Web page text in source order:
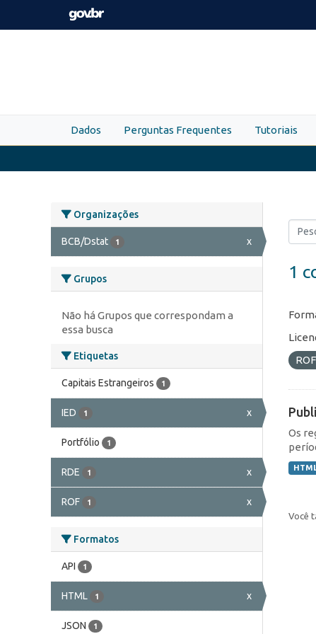
Skip to main content
Dados Perguntas Frequentes Tutoriais
Organizações
BCB/Dstat 1 x
Grupos
Não há Grupos que correspondam a
essa busca
Etiquetas
Capitais Estrangeiros 1
IED 1 x
Portfólio 1
RDE 1 x
ROF 1 x
Formatos
API 1
HTML 1 x
JSON 1
1
ROF
Os
Você